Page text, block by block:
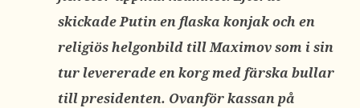
skickade Putin en flaska konjak och en
religiös helgonbild till Maximov som i sin
tur levererade en korg med färska bullar
till presidenten. Ovanför kassan på